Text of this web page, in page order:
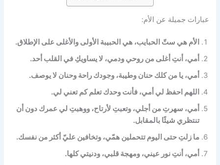
عبارات جميلة عن الأم:
الأم هي ستّ الحبايب، هي الحبيبة الأولى والأغلى على الإطلاق.
أمي، أنتِ أغلى من روحي ودمي، لا يساويكِ في القلب أحد.
أمي، يا من كلك حنان وطيبة، وجودك راحة وحنان لا يوصف.
اللهم احفظ لي أمي، فأنت وحدك تعلم كم تعني لي.
أمي، سهرتِ من أجلي، وتعبتِ لأرتاح، ووهبتِ لي عمرك دون أن
تنتظري شيئًا بالمقابل.
ما زلتِ حتى اليوم تتحملين همّي، وتخافين عليّ أكثر من نفسك.
أمي، أنتِ نور عيني، ومهجة قلبي، ودنيتي كلها.